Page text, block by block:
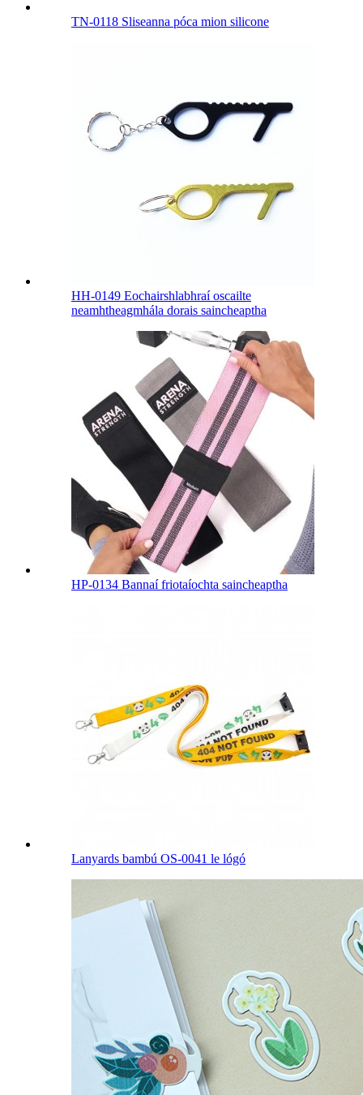
TN-0118 Sliseanna póca mion silicone
HH-0149 Eochairshlabhraí oscailte
neamhtheagmhála dorais saincheaptha
HP-0134 Bannaí friotaíochta saincheaptha
Lanyards bambú OS-0041 le lógó